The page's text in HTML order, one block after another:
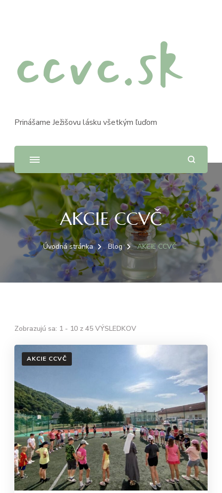
ccvc.sk
Prinášame Ježišovu lásku všetkým ľuďom
AKCIE CCVČ
Úvodná stránka Blog AKCIE CCVČ
Zobrazujú sa: 1 - 10 z 45 VÝSLEDKOV
AKCIE CCVČ